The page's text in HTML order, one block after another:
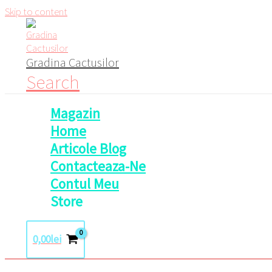
Skip to content
Gradina Cactusilor
Search
Magazin
Home
Articole Blog
Contacteaza-Ne
Contul Meu
Store
0,00lei